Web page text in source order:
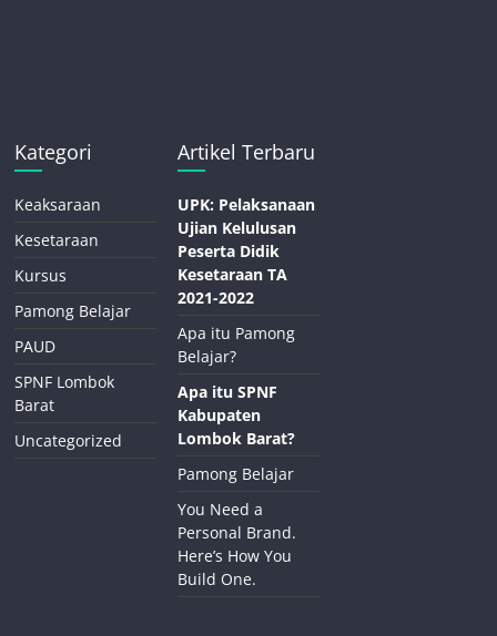
Kategori
Keaksaraan
Kesetaraan
Kursus
Pamong Belajar
PAUD
SPNF Lombok
Barat
Uncategorized
Artikel Terbaru
UPK: Pelaksanaan
Ujian Kelulusan
Peserta Didik
Kesetaraan TA
2021-2022
Apa itu Pamong
Belajar?
Apa itu SPNF
Kabupaten
Lombok Barat?
Pamong Belajar
You Need a
Personal Brand.
Here’s How You
Build One.